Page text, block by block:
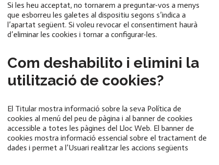
Si les heu acceptat, no tornarem a preguntar-vos a menys
que esborreu les galetes al dispositiu segons s’indica a
l’apartat següent. Si voleu revocar el consentiment haurà
d’eliminar les cookies i tornar a configurar-les.
Com deshabilito i elimini la
utilització de cookies?
El Titular mostra informació sobre la seva Política de
cookies al menú del peu de pàgina i al banner de cookies
accessible a totes les pàgines del Lloc Web. El banner de
cookies mostra informació essencial sobre el tractament de
dades i permet a l’Usuari realitzar les accions següents